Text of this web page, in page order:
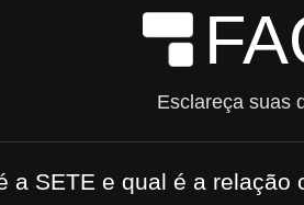
Skip
Esclareça suas
a SETE e qual é a relação